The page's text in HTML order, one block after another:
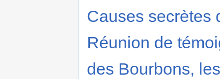
Causes secrètes
Réunion de
des Bourbons,